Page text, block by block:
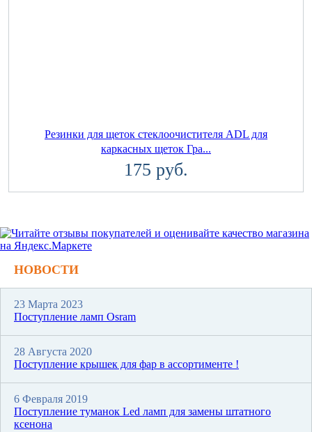
Резинки для щеток стеклоочистителя ADL для
каркасных щеток Гра...
175 руб.
НОВОСТИ
23 Марта 2023
Поступление ламп Osram
28 Августа 2020
Поступление крышек для фар в ассортименте !
6 Февраля 2019
Поступление туманок Led ламп для замены штатного
ксенона